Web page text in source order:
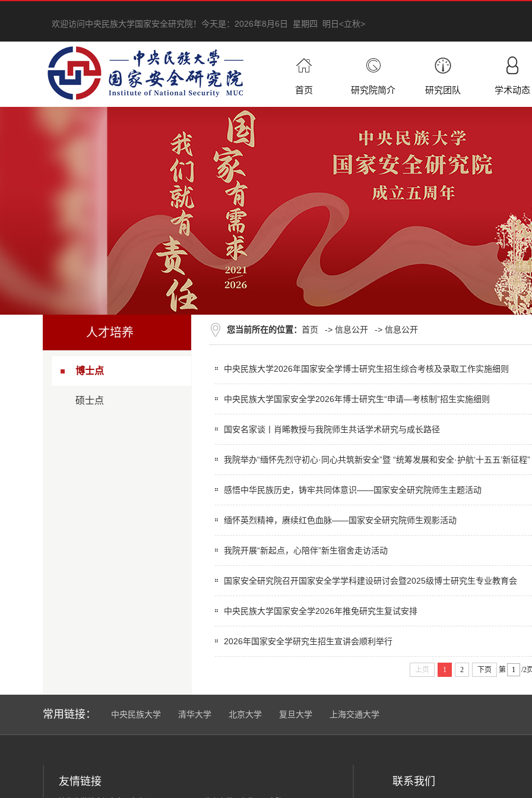
欢迎访问中央民族大学国家安全研究院！ 今天是： 2026年8月6日 星期四 明日<立秋>
首页 研究院简介 研究团队 学术动态
人才培养
博士点
硕士点
您当前所在的位置： 首页 -> 信息公开 -> 信息公开
中央民族大学2026年国家安全学博士研究生招生综合考核及录取工作实施细则
中央民族大学国家安全学2026年博士研究生“申请—考核制”招生实施细则
国安名家谈丨肖晞教授与我院师生共话学术研究与成长路径
我院举办“缅怀先烈守初心·同心共筑新安全”暨 “统筹发展和安全·护航‘十五五’新征程
感悟中华民族历史，铸牢共同体意识——国家安全研究院师生主题活动
缅怀英烈精神，赓续红色血脉——国家安全研究院师生观影活动
我院开展“新起点，心陪伴”新生宿舍走访活动
国家安全研究院召开国家安全学学科建设研讨会暨2025级博士研究生专业教育会
中央民族大学国家安全学2026年推免研究生复试安排
2026年国家安全学研究生招生宣讲会顺利举行
上页 1 2 下页 第 /2
常用链接： 中央民族大学 清华大学 北京大学 复旦大学 上海交通大学
友情链接 联系我们